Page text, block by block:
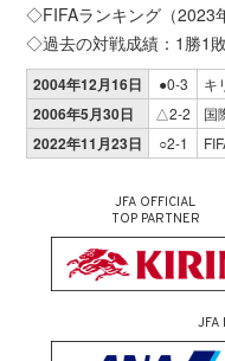
◇FIFAランキング（2023
◇過去の対戦成績：1勝1
2004年12月16日 ●0-3 キ
2006年5月30日 △2-2 国
2022年11月23日 ○2-1
JFA OFFICIAL
TOP PARTNER
JFA